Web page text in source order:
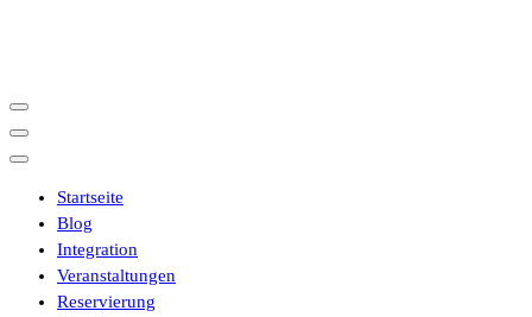
Startseite
Blog
Integration
Veranstaltungen
Reservierung